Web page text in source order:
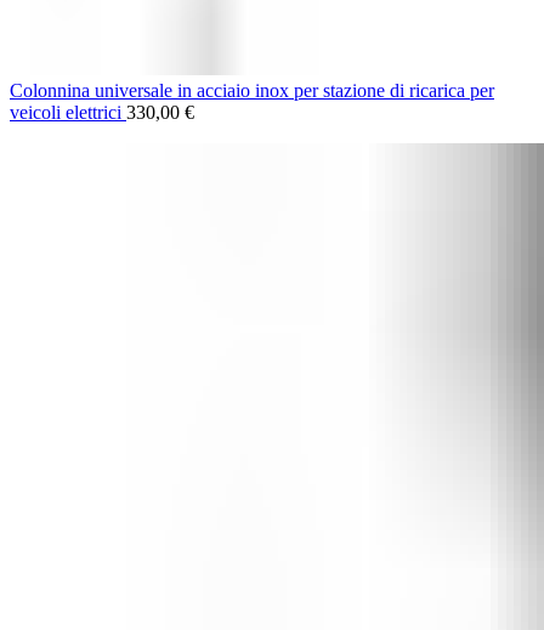
Colonnina universale in acciaio inox per stazione di ricarica per
veicoli elettrici 330,00 €